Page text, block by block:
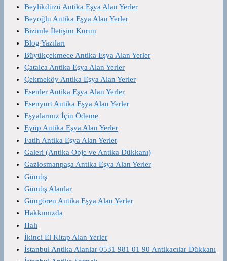
Beylikdüzü Antika Eşya Alan Yerler
Beyoğlu Antika Eşya Alan Yerler
Bizimle İletişim Kurun
Blog Yazıları
Büyükçekmece Antika Eşya Alan Yerler
Çatalca Antika Eşya Alan Yerler
Çekmeköy Antika Eşya Alan Yerler
Esenler Antika Eşya Alan Yerler
Esenyurt Antika Eşya Alan Yerler
Eşyalarınız İçin Ödeme
Eyüp Antika Eşya Alan Yerler
Fatih Antika Eşya Alan Yerler
Galeri (Antika Obje ve Antika Dükkanı)
Gaziosmanpaşa Antika Eşya Alan Yerler
Gümüş
Gümüş Alanlar
Güngören Antika Eşya Alan Yerler
Hakkımızda
Halı
İkinci El Kitap Alan Yerler
İstanbul Antika Alanlar 0531 981 01 90 Antikacılar Dükkanı